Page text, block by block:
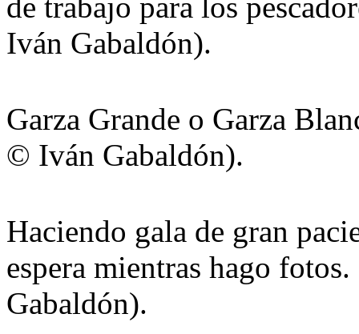
de trabajo para los
Iván Gabaldón).
Garza Grande o Garza
© Iván Gabaldón).
Haciendo gala de gran
espera mientras hago
Gabaldón).